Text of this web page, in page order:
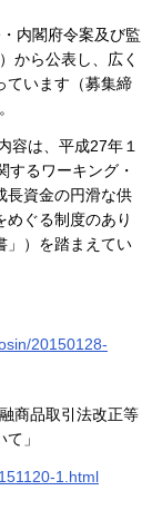
内閣府令案及び監
から公表し、広く
ています（募集締
容は、平成27年１
るワーキング・
資金の円滑な供
ぐる制度のあり
」）を踏まえてい
20150128-
商品取引法改正等
」
1.html